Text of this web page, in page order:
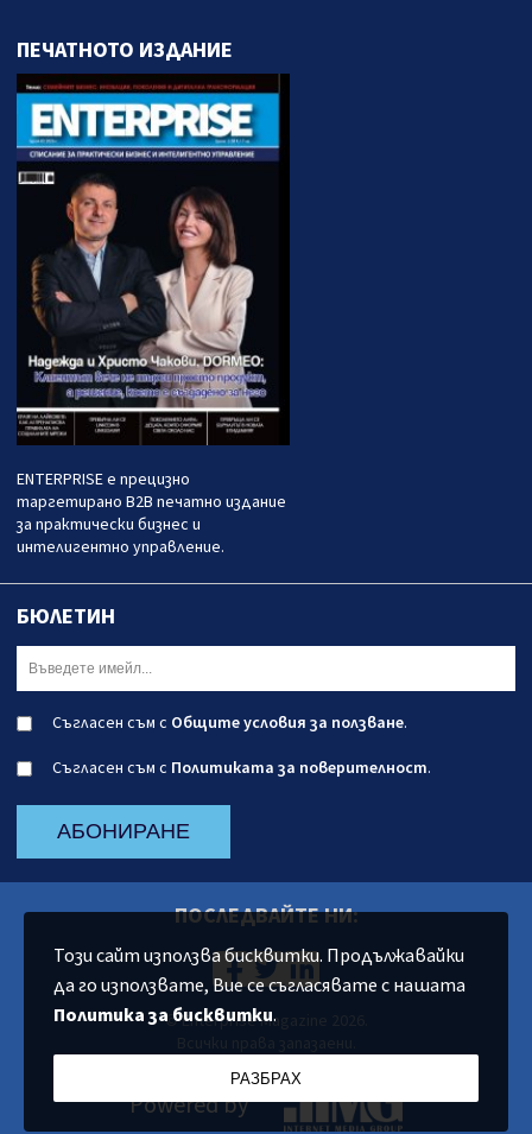
ПЕЧАТНОТО ИЗДАНИЕ
ENTERPRISE е прецизно
таргетирано B2B печатно издание
за практически бизнес и
интелигентно управление.
БЮЛЕТИН
Съгласен съм с Общите условия за ползване.
Съгласен съм с Политиката за поверителност.
АБОНИРАНЕ
ПОСЛЕДВАЙТЕ НИ:
© Enterprise Magazine 2026.
Powered by
Този сайт използва бисквитки. Продължавайки
да го използвате, Вие се съгласявате с нашата
Политика за бисквитки.
РАЗБРАХ